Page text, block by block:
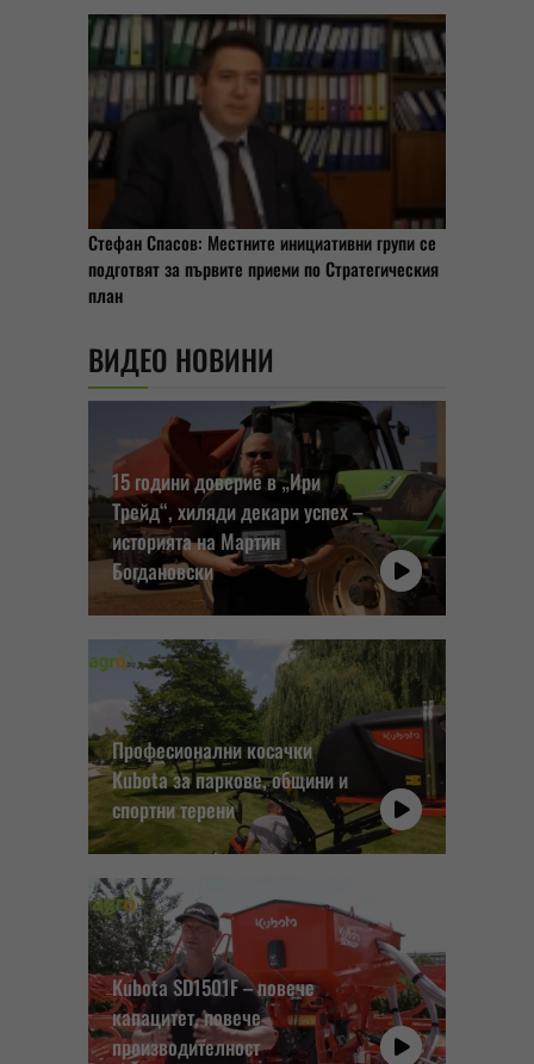
Стефан Спасов: Местните инициативни групи се
подготвят за първите приеми по Стратегическия
план
ВИДЕО НОВИНИ
15 години доверие в „Ири
Трейд“, хиляди декари успех –
историята на Мартин
Богдановски
Професионални косачки
Kubota за паркове, общини и
спортни терени
Kubota SD1501F – повече
капацитет, повече
производителност